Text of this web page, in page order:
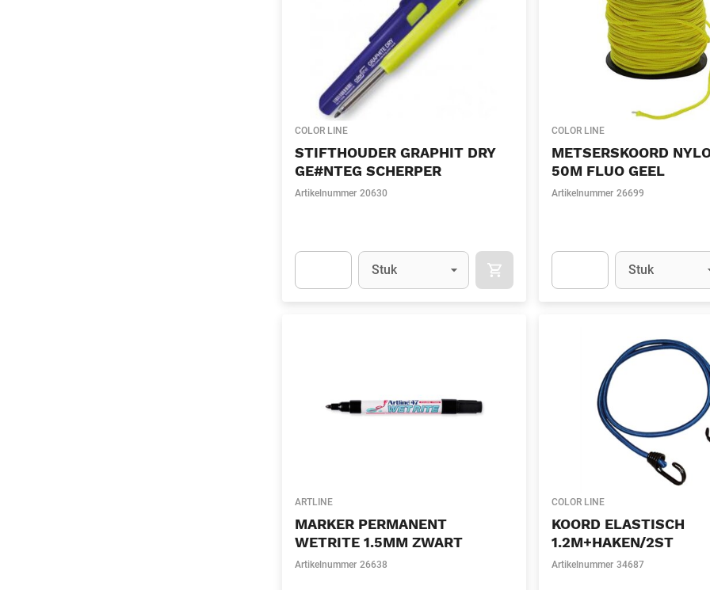
COLOR LINE
STIFTHOUDER GRAPHIT DRY
GE#NTEG SCHERPER
Artikelnummer 20630
Eenheid
Stuk
COLOR LINE
METSERSKOORD
50M FLUO GEEL
Artikelnummer 26699
Eenheid
Stuk
ARTLINE
MARKER PERMANENT
WETRITE 1.5MM ZWART
Artikelnummer 26638
COLOR LINE
KOORD ELASTISCH
1.2M+HAKEN/2ST
Artikelnummer 34687